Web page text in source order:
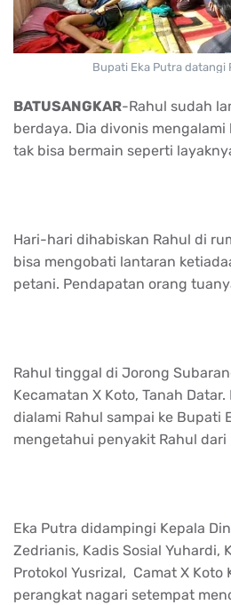
Bupati Eka Putra datangi
BATUSANGKAR-Rahul sudah
berdaya. Dia divonis
tak bisa bermain seperti
Hari-hari dihabiskan Rahul di
bisa mengobati lantaran
petani. Pendapatan orang
Rahul tinggal di Jorong
Kecamatan X Koto, Tanah
dialami Rahul sampai ke Bupati
mengetahui penyakit Rahul dari
Eka Putra didampingi Kepala
Zedrianis, Kadis Sosial Yuhardi,
Protokol Yusrizal, Camat X Koto
perangkat nagari setempat